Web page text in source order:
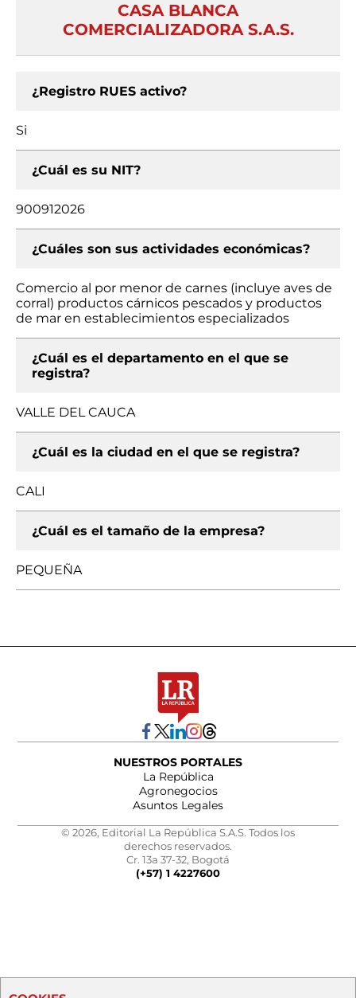
CASA BLANCA
COMERCIALIZADORA S.A.S.
¿Registro RUES activo?
Si
¿Cuál es su NIT?
900912026
¿Cuáles son sus actividades económicas?
Comercio al por menor de carnes (incluye aves de
corral) productos cárnicos pescados y productos
de mar en establecimientos especializados
¿Cuál es el departamento en el que se
registra?
VALLE DEL CAUCA
¿Cuál es la ciudad en el que se registra?
CALI
¿Cuál es el tamaño de la empresa?
PEQUEÑA
NUESTROS PORTALES
La República
Agronegocios
Asuntos Legales
© 2026, Editorial La República S.A.S. Todos los
derechos reservados.
Cr. 13a 37-32, Bogotá
(+57) 1 4227600